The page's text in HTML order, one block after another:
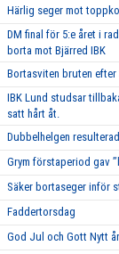
Härlig seger mot
DM final för 5:e året i
borta mot Bjärred IBK
Bortasviten bruten efter
IBK Lund studsar
satt hårt åt.
Dubbelhelgen
Grym förstaperiod gav
Säker bortaseger inför
Faddertorsdag
God Jul och Gott Nytt